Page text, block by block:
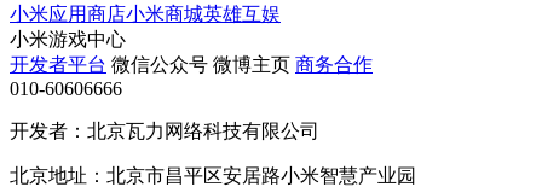
小米应用商店小米商城英雄互娱
小米游戏中心
开发者平台 微信公众号 微博主页 商务合作
010-60606666
开发者：北京瓦力网络科技有限公司
北京地址：北京市昌平区安居路小米智慧产业园